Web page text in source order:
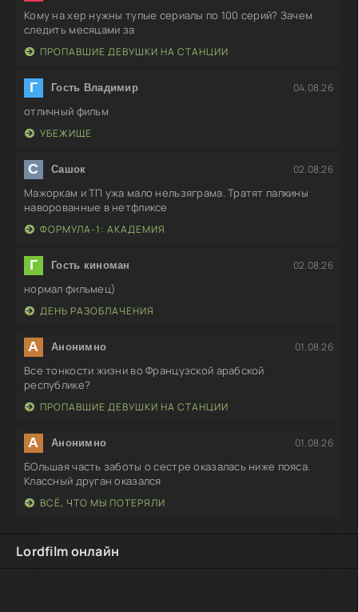
Кому на хер нужны тупые сериалы по 100 серий? Зачем
следить месяцами за
ПРОПАВШИЕ ДЕВУШКИ НА СТАНЦИИ
Г Гость Владимир 04.08.26
отличный фильм
УБЕЖИЩЕ
С Сашок 02.08.26
Мажоркам и ТП ужа мало нельзяграма. Тратят папкины
наворованные в нетфликсе
ФОРМУЛА-1: АКАДЕМИЯ
Г Гость киноман 02.08.26
нормал фильмец)
ДЕНЬ РАЗОБЛАЧЕНИЯ
А Анонимно 01.08.26
Все тонкости жизни во Французской арабской
республике?
ПРОПАВШИЕ ДЕВУШКИ НА СТАНЦИИ
А Анонимно 01.08.26
БОльшая часть заботы о сестре оказалась ниже пояса.
Классный друган оказался
ВСЁ, ЧТО МЫ ПОТЕРЯЛИ
Lordfilm онлайн